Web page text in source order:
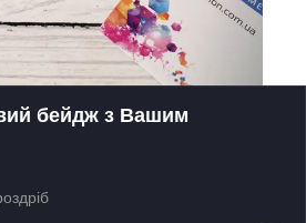
бейдж з Вашим